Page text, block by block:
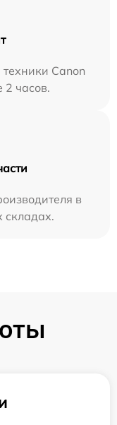
Canon
2 часов.
в
складах.